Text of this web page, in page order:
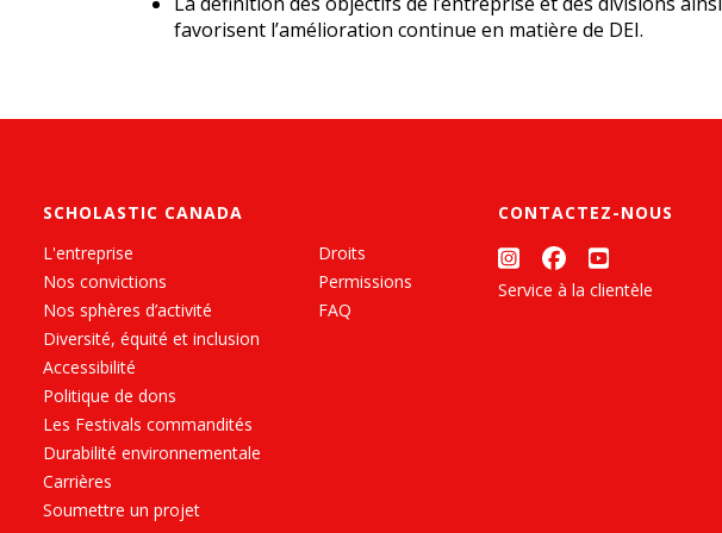
favorisent l’amélioration continue en matière de DEI.
SCHOLASTIC CANADA
L'entreprise
Nos convictions
Nos sphères d’activité
Diversité, équité et inclusion
Accessibilité
Politique de dons
Les Festivals commandités
Durabilité environnementale
Carrières
Soumettre un projet
Droits
Permissions
FAQ
CONTACTEZ-NOUS
Service à la clientèle